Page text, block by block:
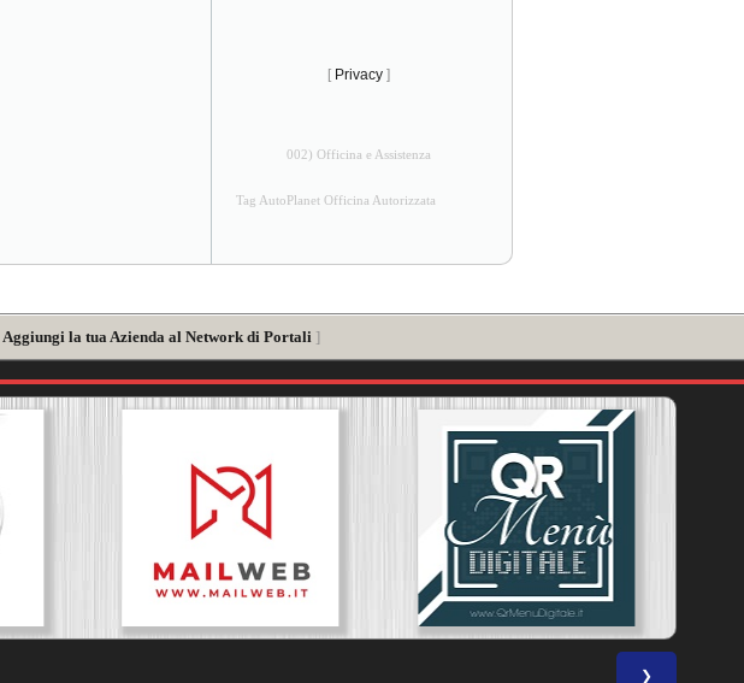
[ Privacy ]
002) Officina e Assistenza
Tag AutoPlanet Officina Autorizzata
Aggiungi la tua Azienda al Network di Portali ]
❯